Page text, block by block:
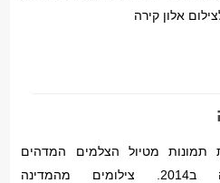
אלון קירה
תמונות מטיול הצלמים המדהים
לקובה ב2014. צילומים מהמדינה